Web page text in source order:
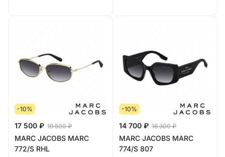
-10%
17 500 ₽ 19 500 ₽
MARC JACOBS MARC
772/S RHL
-10%
14 700 ₽ 16 300 ₽
MARC JACOBS MARC
774/S 807